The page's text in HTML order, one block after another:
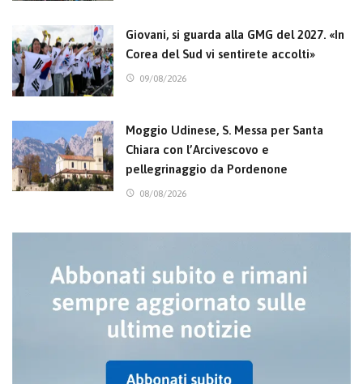
Giovani, si guarda alla GMG del 2027. «In
Corea del Sud vi sentirete accolti»
09/08/2026
Moggio Udinese, S. Messa per Santa
Chiara con l’Arcivescovo e
pellegrinaggio da Pordenone
08/08/2026